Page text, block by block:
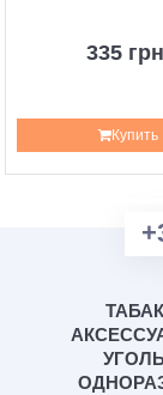
335
Купить
ТАБАК